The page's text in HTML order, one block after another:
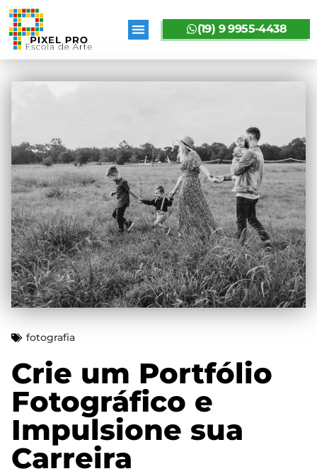
(19) 9 9955-4438
fotografia
Crie um Portfólio
Fotográfico e
Impulsione sua
Carreira